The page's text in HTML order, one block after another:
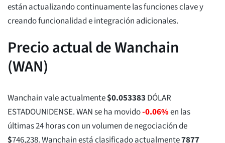
están actualizando continuamente las funciones clave y
creando funcionalidad e integración adicionales.
Precio actual de Wanchain
(WAN)
Wanchain vale actualmente$0.053383 DÓLAR
ESTADOUNIDENSE. WAN se ha movido-0.06%en las
últimas 24 horas con un volumen de negociación de
$746,238. Wanchain está clasificado actualmente7877